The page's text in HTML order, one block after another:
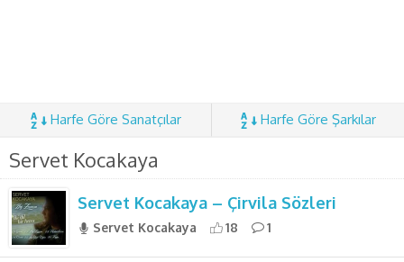
Harfe Göre Sanatçılar Harfe Göre Şarkılar
Servet Kocakaya
Servet Kocakaya – Çirvila Sözleri
Servet Kocakaya 18 1